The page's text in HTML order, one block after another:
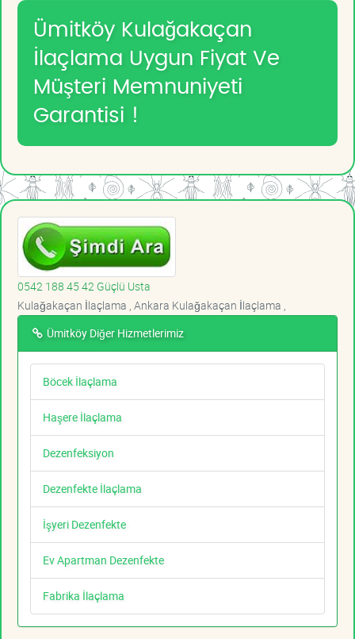
Ümitköy Kulağakaçan
İlaçlama Uygun Fiyat Ve
Müşteri Memnuniyeti
Garantisi !
0542 188 45 42 Güçlü Usta
Kulağakaçan İlaçlama , Ankara Kulağakaçan İlaçlama ,
Ümitköy Diğer Hizmetlerimiz
Böcek İlaçlama
Haşere İlaçlama
Dezenfeksiyon
Dezenfekte İlaçlama
İşyeri Dezenfekte
Ev Apartman Dezenfekte
Fabrika İlaçlama